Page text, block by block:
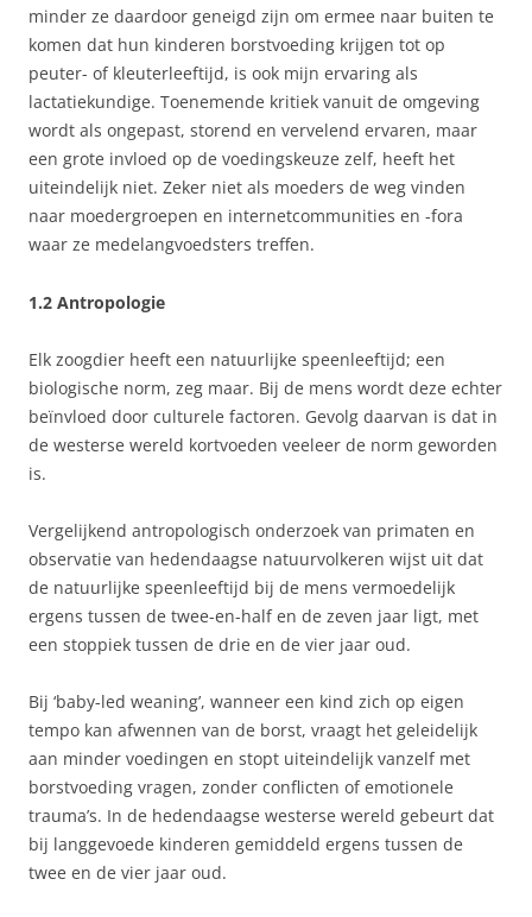
minder ze daardoor geneigd zijn om ermee naar buiten te
komen dat hun kinderen borstvoeding krijgen tot op
peuter- of kleuterleeftijd, is ook mijn ervaring als
lactatiekundige. Toenemende kritiek vanuit de omgeving
wordt als ongepast, storend en vervelend ervaren, maar
een grote invloed op de voedingskeuze zelf, heeft het
uiteindelijk niet. Zeker niet als moeders de weg vinden
naar moedergroepen en internetcommunities en -fora
waar ze medelangvoedsters treffen.
1.2 Antropologie
Elk zoogdier heeft een natuurlijke speenleeftijd; een
biologische norm, zeg maar. Bij de mens wordt deze echter
beïnvloed door culturele factoren. Gevolg daarvan is dat in
de westerse wereld kortvoeden veeleer de norm geworden
is.
Vergelijkend antropologisch onderzoek van primaten en
observatie van hedendaagse natuurvolkeren wijst uit dat
de natuurlijke speenleeftijd bij de mens vermoedelijk
ergens tussen de twee-en-half en de zeven jaar ligt, met
een stoppiek tussen de drie en de vier jaar oud.
Bij ‘baby-led weaning’, wanneer een kind zich op eigen
tempo kan afwennen van de borst, vraagt het geleidelijk
aan minder voedingen en stopt uiteindelijk vanzelf met
borstvoeding vragen, zonder conflicten of emotionele
trauma’s. In de hedendaagse westerse wereld gebeurt dat
bij langgevoede kinderen gemiddeld ergens tussen de
twee en de vier jaar oud.